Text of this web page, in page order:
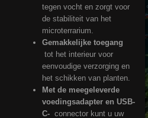
tegen vocht en zorgt voor
de stabiliteit van het
microterrarium.
Gemakkelijke toegang
tot het interieur voor
eenvoudige verzorging en
het schikken van planten.
Met de meegeleverde
voedingsadapter en USB-
C- connector kunt u uw